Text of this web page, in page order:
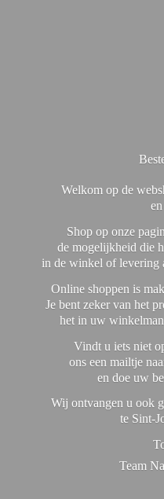
Welkom op de
Shop op onze
de mogelijkheid die
in de winkel of levering
Online shoppen is
Je bent zeker van het
het in uw
Vindt u iets niet
ons een mailtje
en doe uw
Wij ontvangen u ook
te Sint-
Team